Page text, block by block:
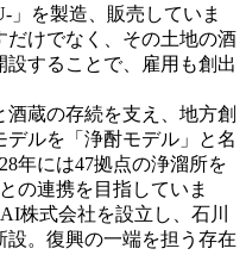
」を製造、販売していま
けでなく、その土地の酒
することで、雇用も創出
蔵の存続を支え、地方創
ルを「浄酎モデル」と名
年には47拠点の浄溜所を
の連携を目指していま
株式会社を設立し、石川
。復興の一端を担う存在